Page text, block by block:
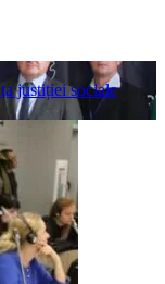
justiției sociale